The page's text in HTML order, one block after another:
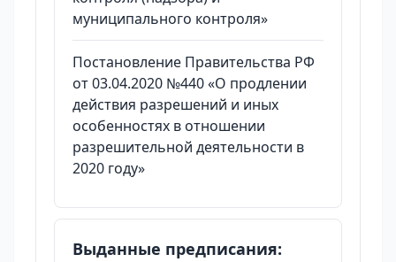
муниципального контроля»
Постановление Правительства РФ
от 03.04.2020 №440 «О продлении
действия разрешений и иных
особенностях в отношении
разрешительной деятельности в
2020 году»
Выданные предписания: